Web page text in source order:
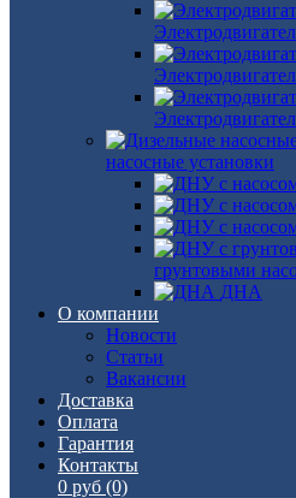
насосные установки
грунтовыми
ДНА
О компании
Новости
Статьи
Вакансии
Доставка
Оплата
Гарантия
Контакты
0 руб (0)